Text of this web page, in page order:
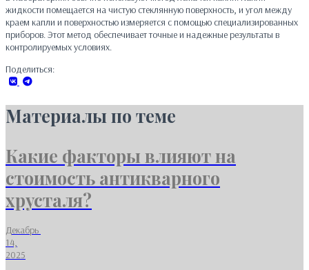
жидкости помещается на чистую стеклянную поверхность, и угол между
краем капли и поверхностью измеряется с помощью специализированных
приборов. Этот метод обеспечивает точные и надежные результаты в
контролируемых условиях.
Поделиться:
Материалы по теме
Какие факторы влияют на
стоимость антикварного
хрусталя?
Декабрь
14,
2025